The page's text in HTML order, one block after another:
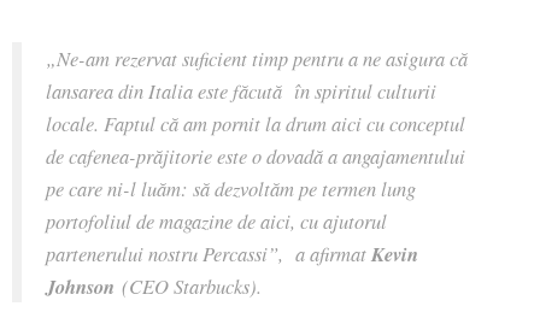
„Ne-am rezervat suficient timp pentru a ne asigura că
lansarea din Italia este făcută în spiritul culturii
locale. Faptul că am pornit la drum aici cu conceptul
de cafenea-prăjitorie este o dovadă a angajamentului
pe care ni-l luăm: să dezvoltăm pe termen lung
portofoliul de magazine de aici, cu ajutorul
partenerului nostru Percassi”, a afirmatKevin
Johnson (CEO Starbucks).